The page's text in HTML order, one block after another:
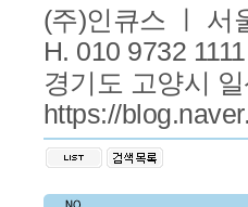
(주)인큐스 ㅣ 서
H. 010 9732
경기도 고양시
https://